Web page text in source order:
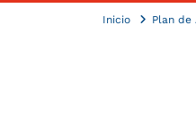
Inicio Plan de